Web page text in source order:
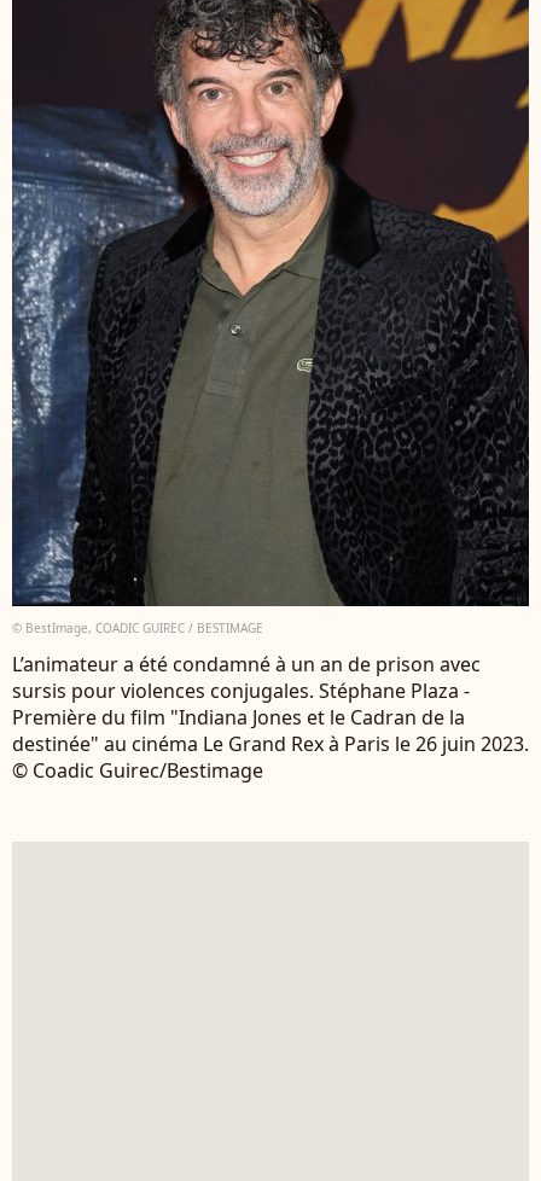
© BestImage, COADIC GUIREC / BESTIMAGE
L’animateur a été condamné à un an de prison avec
sursis pour violences conjugales. Stéphane Plaza -
Première du film "Indiana Jones et le Cadran de la
destinée" au cinéma Le Grand Rex à Paris le 26 juin 2023.
© Coadic Guirec/Bestimage